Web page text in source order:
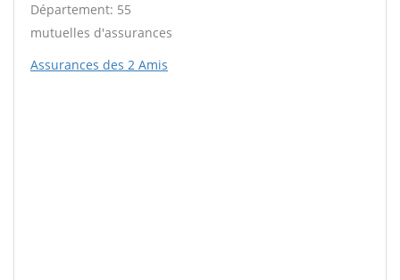
Département: 55
mutuelles d'assurances
Assurances des 2 Amis